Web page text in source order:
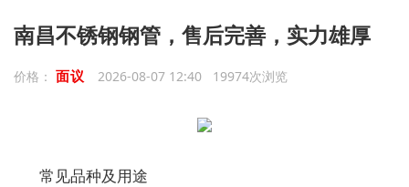
南昌不锈钢钢管，售后完善，实力雄厚
价格： 面议 2026-08-07 12:40 19974次浏览
常见品种及用途